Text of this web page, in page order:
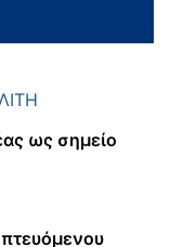
ως σημείο